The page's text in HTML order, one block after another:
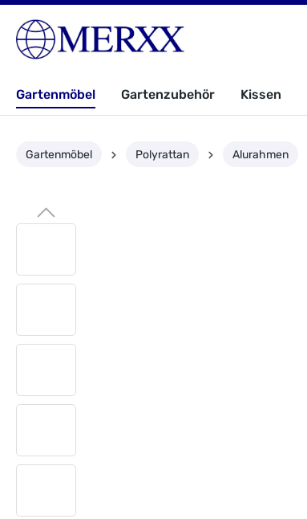
Gartenmöbel Gartenzubehör Kissen
Gartenmöbel Polyrattan Alurahmen